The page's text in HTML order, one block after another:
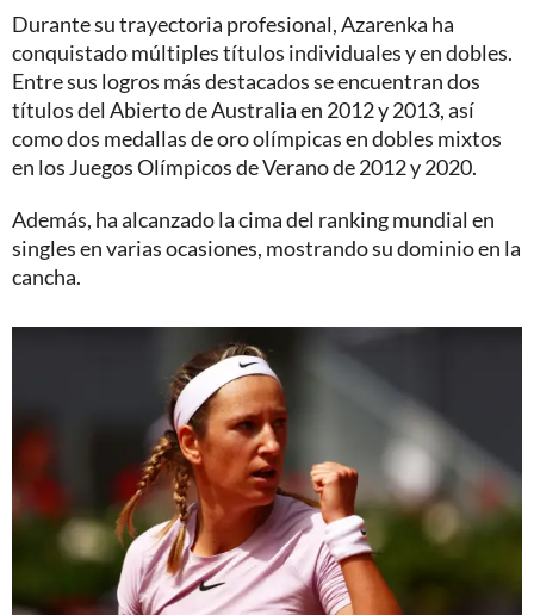
Durante su trayectoria profesional, Azarenka ha
conquistado múltiples títulos individuales y en dobles.
Entre sus logros más destacados se encuentran dos
títulos del Abierto de Australia en 2012 y 2013, así
como dos medallas de oro olímpicas en dobles mixtos
en los Juegos Olímpicos de Verano de 2012 y 2020.
Además, ha alcanzado la cima del ranking mundial en
singles en varias ocasiones, mostrando su dominio en la
cancha.